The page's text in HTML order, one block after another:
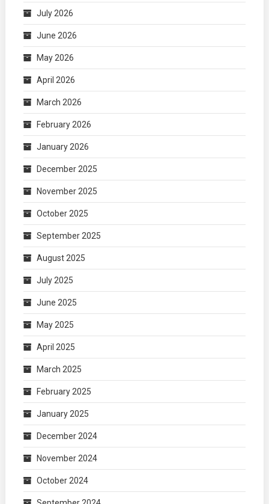
July 2026
June 2026
May 2026
April 2026
March 2026
February 2026
January 2026
December 2025
November 2025
October 2025
September 2025
August 2025
July 2025
June 2025
May 2025
April 2025
March 2025
February 2025
January 2025
December 2024
November 2024
October 2024